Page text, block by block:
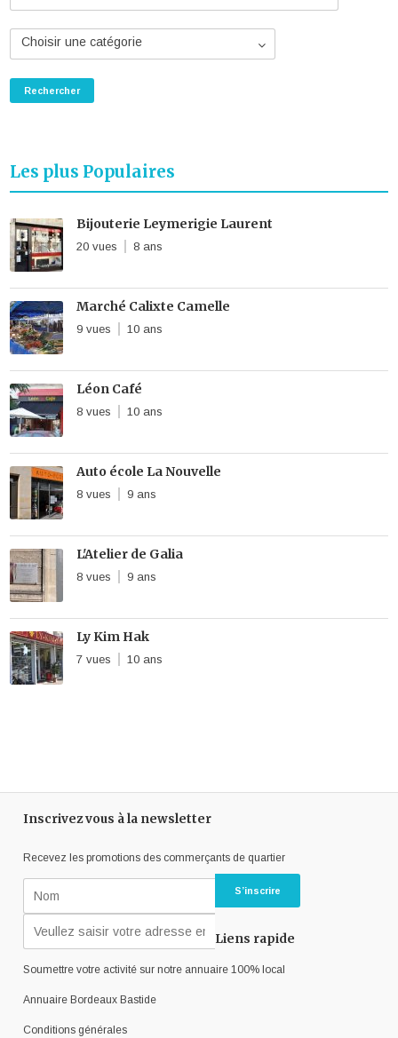
Choisir une catégorie
Les plus Populaires
Bijouterie Leymerigie Laurent
20 vues 8 ans
Marché Calixte Camelle
9 vues 10 ans
Léon Café
8 vues 10 ans
Auto école La Nouvelle
8 vues 9 ans
L'Atelier de Galia
8 vues 9 ans
Ly Kim Hak
7 vues 10 ans
Inscrivez vous à la newsletter
Recevez les promotions des commerçants de quartier
Liens rapide
Soumettre votre activité sur notre annuaire 100% local
Annuaire Bordeaux Bastide
Conditions générales